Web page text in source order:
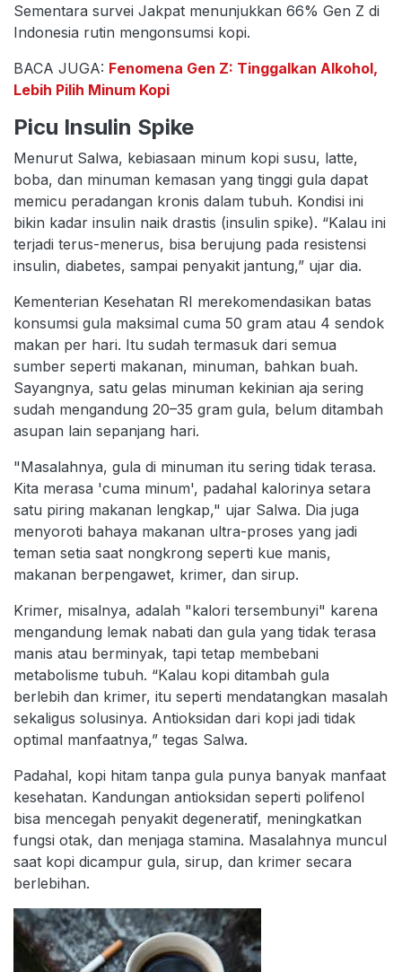
Sementara survei Jakpat menunjukkan 66% Gen Z di
Indonesia rutin mengonsumsi kopi.
BACA JUGA: Fenomena Gen Z: Tinggalkan Alkohol,
Lebih Pilih Minum Kopi
Picu Insulin Spike
Menurut Salwa, kebiasaan minum kopi susu, latte,
boba, dan minuman kemasan yang tinggi gula dapat
memicu peradangan kronis dalam tubuh. Kondisi ini
bikin kadar insulin naik drastis (insulin spike). “Kalau ini
terjadi terus-menerus, bisa berujung pada resistensi
insulin, diabetes, sampai penyakit jantung,” ujar dia.
Kementerian Kesehatan RI merekomendasikan batas
konsumsi gula maksimal cuma 50 gram atau 4 sendok
makan per hari. Itu sudah termasuk dari semua
sumber seperti makanan, minuman, bahkan buah.
Sayangnya, satu gelas minuman kekinian aja sering
sudah mengandung 20–35 gram gula, belum ditambah
asupan lain sepanjang hari.
"Masalahnya, gula di minuman itu sering tidak terasa.
Kita merasa 'cuma minum', padahal kalorinya setara
satu piring makanan lengkap," ujar Salwa. Dia juga
menyoroti bahaya makanan ultra-proses yang jadi
teman setia saat nongkrong seperti kue manis,
makanan berpengawet, krimer, dan sirup.
Krimer, misalnya, adalah "kalori tersembunyi" karena
mengandung lemak nabati dan gula yang tidak terasa
manis atau berminyak, tapi tetap membebani
metabolisme tubuh. “Kalau kopi ditambah gula
berlebih dan krimer, itu seperti mendatangkan masalah
sekaligus solusinya. Antioksidan dari kopi jadi tidak
optimal manfaatnya,” tegas Salwa.
Padahal, kopi hitam tanpa gula punya banyak manfaat
kesehatan. Kandungan antioksidan seperti polifenol
bisa mencegah penyakit degeneratif, meningkatkan
fungsi otak, dan menjaga stamina. Masalahnya muncul
saat kopi dicampur gula, sirup, dan krimer secara
berlebihan.